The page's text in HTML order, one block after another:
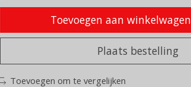
Toevoegen aan winkelwagen
Plaats bestelling
Toevoegen om te vergelijken